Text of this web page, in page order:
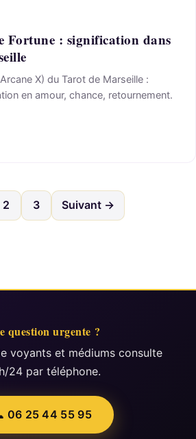
: signification dans
X) du Tarot de Marseille :
en amour, chance, retournement.
2 3 Suivant →
question urgente ?
voyants et médiums consulte
24 par téléphone.
06 25 44 55 95